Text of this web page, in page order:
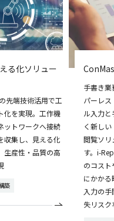
る化ソリュー
先端技術活用で工
化を実現。工作機
ットワークへ接続
収集し、見える化
生産性・品質の高
築
手書き業
パーレ
ル入力
く新しい
閲覧ソリ
す。i-
のコス
にかか
入力の
失リスク